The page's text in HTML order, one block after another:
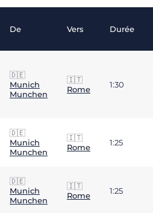
De Vers Durée
🇩🇪
Munich
Munchen
🇮🇹
Rome
1:30
🇩🇪
Munich
Munchen
🇮🇹
Rome
1:25
🇩🇪
Munich
Munchen
🇮🇹
Rome
1:25